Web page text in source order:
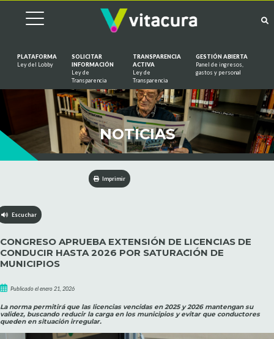
PLATAFORMA
Ley del Lobby
SOLICITAR
INFORMACIÓN
Ley de
Transparencia
TRANSPARENCIA
ACTIVA
Ley de
Transparencia
GESTIÓN ABIERTA
Panel de ingresos,
gastos y personal
NOTICIAS
Imprimir
Escuchar
CONGRESO APRUEBA EXTENSIÓN DE LICENCIAS DE
CONDUCIR HASTA 2026 POR SATURACIÓN DE
MUNICIPIOS
Publicado el enero 21, 2026
La norma permitirá que las licencias vencidas en 2025 y 2026 mantengan su
validez, buscando reducir la carga en los municipios y evitar que conductores
queden en situación irregular.